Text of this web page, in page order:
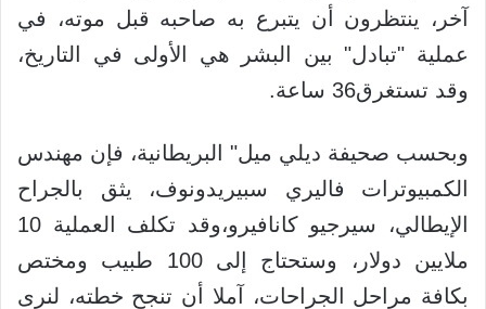
آخر، ينتظرون أن يتبرع به صاحبه قبل موته، في
عملية "تبادل" بين البشر هي الأولى في التاريخ،
وقد تستغرق36 ساعة.
وبحسب صحيفة ديلي ميل" البريطانية، فإن مهندس
الكمبيوترات فاليري سبيريدونوف، يثق بالجراح
الإيطالي، سيرجيو كانافيرو،وقد تكلف العملية 10
ملايين دولار، وستحتاج إلى 100 طبيب ومختص
بكافة مراحل الجراحات، آملا أن تنجح خطته، لنرى